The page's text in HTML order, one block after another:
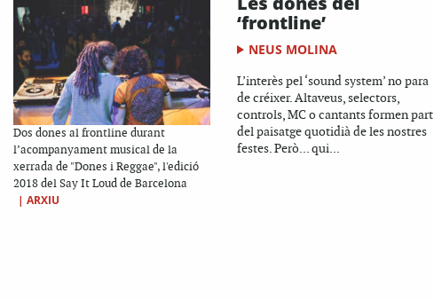
Dos dones al frontline durant
l’acompanyament musical de la
xerrada de "Dones i Reggae", l'edició
2018 del Say It Loud de Barcelona
| ARXIU
‘frontline’
NEUS MOLINA
L’interès pel ‘sound system’ no para
de créixer. Altaveus, selectors,
controls, MC o cantants formen part
del paisatge quotidià de les nostres
festes. Però... qui...